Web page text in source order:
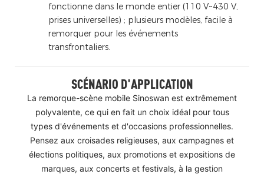
fonctionne dans le monde entier (110 V~430 V,
prises universelles) ; plusieurs modèles, facile à
remorquer pour les événements
transfrontaliers.
SCÉNARIO D'APPLICATION
La remorque-scène mobile Sinoswan est extrêmement
polyvalente, ce qui en fait un choix idéal pour tous
types d'événements et d'occasions professionnelles.
Pensez aux croisades religieuses, aux campagnes et
élections politiques, aux promotions et expositions de
marques, aux concerts et festivals, à la gestion